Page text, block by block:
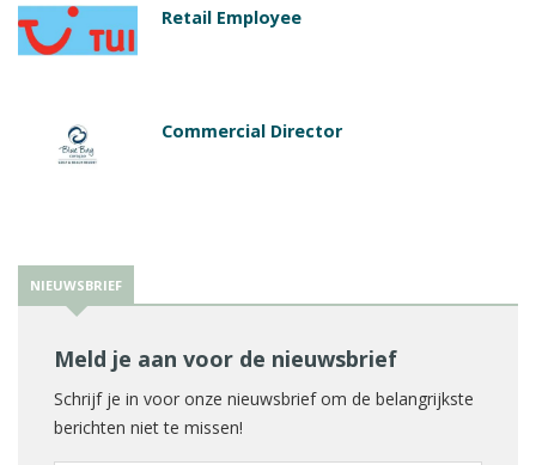
Retail Employee
Commercial Director
NIEUWSBRIEF
Meld je aan voor de nieuwsbrief
Schrijf je in voor onze nieuwsbrief om de belangrijkste
berichten niet te missen!